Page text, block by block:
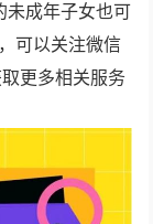
未成年子女也可
可以关注微信
取更多相关服务